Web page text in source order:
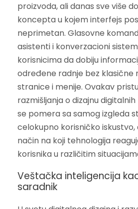
proizvoda, ali danas sve više
koncepta u kojem interfejs
neprimetan. Glasovne
asistenti i konverzacioni
korisnicima da dobiju
određene radnje bez klasične
stranice i menije. Ovakav
razmišljanja o dizajnu
se pomera sa samog izgleda
celokupno korisničko iskustvo,
način na koji tehnologija
korisnika u različitim
Veštačka inteligencija
saradnik